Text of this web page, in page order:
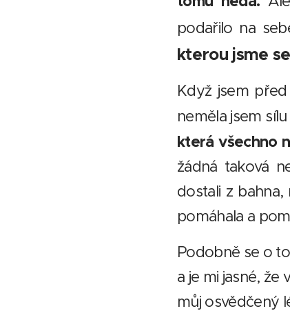
podařilo na
kterou jsme
Když jsem
neměla jsem
která všechno
žádná taková
dostali z
pomáhala a
Podobně se o
a je mi jasné,
můj osvědčený